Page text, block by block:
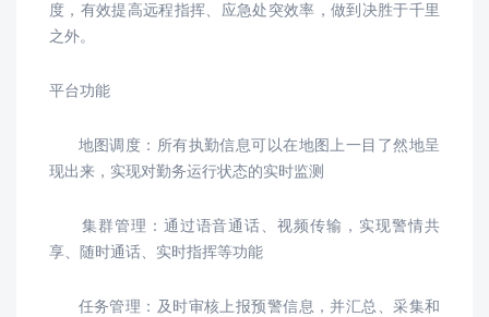
度，有效提高远程指挥、应急处突效率，做到决胜于千里
之外。
平台功能
地图调度：所有执勤信息可以在地图上一目了然地呈
现出来，实现对勤务运行状态的实时监测
集群管理：通过语音通话、视频传输，实现警情共
享、随时通话、实时指挥等功能
任务管理：及时审核上报预警信息，并汇总、采集和